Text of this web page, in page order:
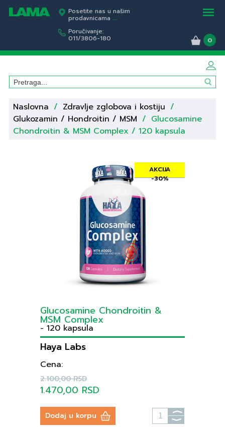
Posetite nas u našim
prodavnicama ...
Poručivanje:
011/3806-180 0
Naslovna / Zdravlje zglobova i kostiju /
Glukozamin / Hondroitin / MSM / Glucosamine
Chondroitin & MSM Complex / 120 kapsula
AKCIJA
-30%
Glucosamine Chondroitin &
MSM Complex
- 120 kapsula
Haya Labs
Cena:
2.100,00 RSD
1.470,00 RSD
Dodaj u korpu
⟩
⟩